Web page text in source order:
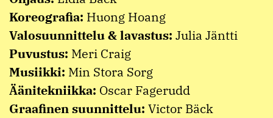
Koreografia: Huong Hoang
Valosuunnittelu & lavastus: Julia Jäntti
Puvustus: Meri Craig
Musiikki: Min Stora Sorg
Äänitekniikka: Oscar Fagerudd
Graafinen suunnittelu: Victor Bäck